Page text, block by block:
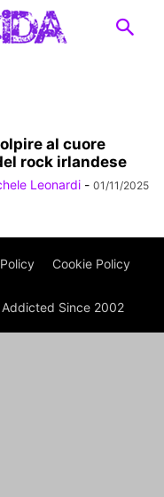
al cuore
rock irlandese
Leonardi - 01/11/2025
Cookie Policy
Since 2002